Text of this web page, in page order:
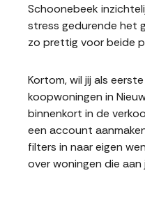
Schoonebeek
stress gedurende het
zo prettig voor beide
Kortom, wil jij als
koopwoningen in
binnenkort in de
een account
filters in naar eigen
over woningen die